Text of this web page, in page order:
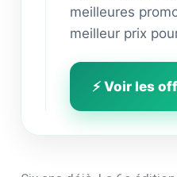
meilleures
meilleur prix
⚡ Voir les